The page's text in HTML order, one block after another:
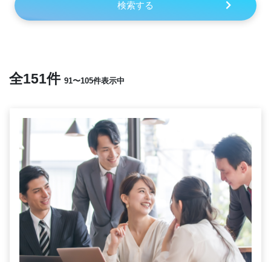
検索する
全151件 91〜105件表示中